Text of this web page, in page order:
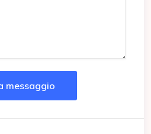
messaggio